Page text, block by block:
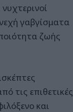
γαβγίσματα
ζωής
τις επιθετικές
και